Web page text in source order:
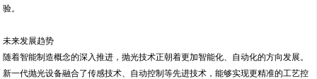
验。
未来发展趋势
随着智能制造概念的深入推进，抛光技术正朝着更加智能化、自动化的方向发展。
新一代抛光设备融合了传感技术、自动控制等先进技术，能够实现更精准的工艺控